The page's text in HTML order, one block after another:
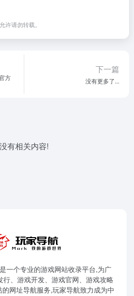
许请勿转载。
方
下一篇
没有更多了...
没有相关内容!
一个专业的游戏网站收录平台,为广
行、游戏开发、游戏官网、游戏攻略
网址导航服务,玩家导航致力成为中